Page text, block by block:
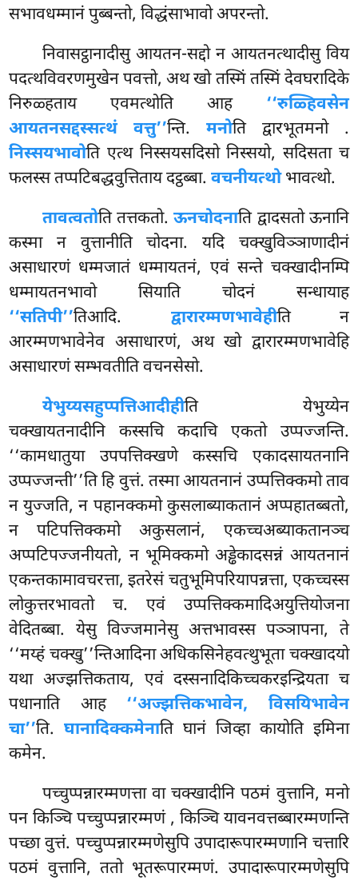
सभावधम्मानं पुब्बन्तो, विद्धंसाभावो अपरन्तो.
निवासट्ठानादीसु आयतन-सद्दो न आयतनत्थादीसु विय
पदत्थविवरणमुखेन पवत्तो, अथ खो तस्मिं तस्मिं देवघरादिके
निरुळ्हताय एवमत्थोति आह ‘‘रुळ्हिवसेन
आयतनसद्दस्सत्थं वत्तु’’न्ति.मनोति द्वारभूतमनो .
निस्सयभावोति एत्थ निस्सयसदिसो निस्सयो, सदिसता च
फलस्स तप्पटिबद्धवुत्तिताय दट्ठब्बा.वचनीयत्थोभावत्थो.
तावत्वतोति तत्तकतो.ऊनचोदनाति द्वादसतो ऊनानि
कस्मा न वुत्तानीति चोदना. यदि चक्खुविञ्ञाणादीनं
असाधारणं धम्मजातं धम्मायतनं, एवं सन्ते चक्खादीनम्पि
धम्मायतनभावो सियाति चोदनं सन्धायाह
‘‘सतिपी’’तिआदि. द्वारारम्मणभावेहीति न
आरम्मणभावेनेव असाधारणं, अथ खो द्वारारम्मणभावेहि
असाधारणं सम्भवतीति वचनसेसो.
येभुय्यसहुप्पत्तिआदीहीति येभुय्येन
चक्खायतनादीनि कस्सचि कदाचि एकतो उप्पज्जन्ति.
‘‘कामधातुया उपपत्तिक्खणे कस्सचि एकादसायतनानि
उप्पज्जन्ती’’ति हि वुत्तं. तस्मा आयतनानं उप्पत्तिक्कमो ताव
न युज्जति, न पहानक्कमो कुसलाब्याकतानं अप्पहातब्बतो,
न पटिपत्तिक्कमो अकुसलानं, एकच्चअब्याकतानञ्च
अप्पटिपज्जनीयतो, न भूमिक्कमो अड्ढेकादसन्नं आयतनानं
एकन्तकामावचरत्ता, इतरेसं चतुभूमिपरियापन्नत्ता, एकच्चस्स
लोकुत्तरभावतो च. एवं उप्पत्तिक्कमादिअयुत्तियोजना
वेदितब्बा. येसु विज्जमानेसु अत्तभावस्स पञ्ञापना, ते
‘‘मय्हं चक्खु’’न्तिआदिना अधिकसिनेहवत्थुभूता चक्खादयो
यथा अज्झत्तिकताय, एवं दस्सनादिकिच्चकरइन्द्रियता च
पधानाति आह ‘‘अज्झत्तिकभावेन, विसयिभावेन
चा’’ति.घानादिक्कमेनाति घानं जिव्हा कायोति इमिना
कमेन.
पच्चुप्पन्नारम्मणत्ता वा चक्खादीनि पठमं वुत्तानि, मनो
पन किञ्चि पच्चुप्पन्नारम्मणं , किञ्चि यावनवत्तब्बारम्मणन्ति
पच्छा वुत्तं. पच्चुप्पन्नारम्मणेसुपि उपादारूपारम्मणानि चत्तारि
पठमं वुत्तानि, ततो भूतरूपारम्मणं. उपादारूपारम्मणेसुपि